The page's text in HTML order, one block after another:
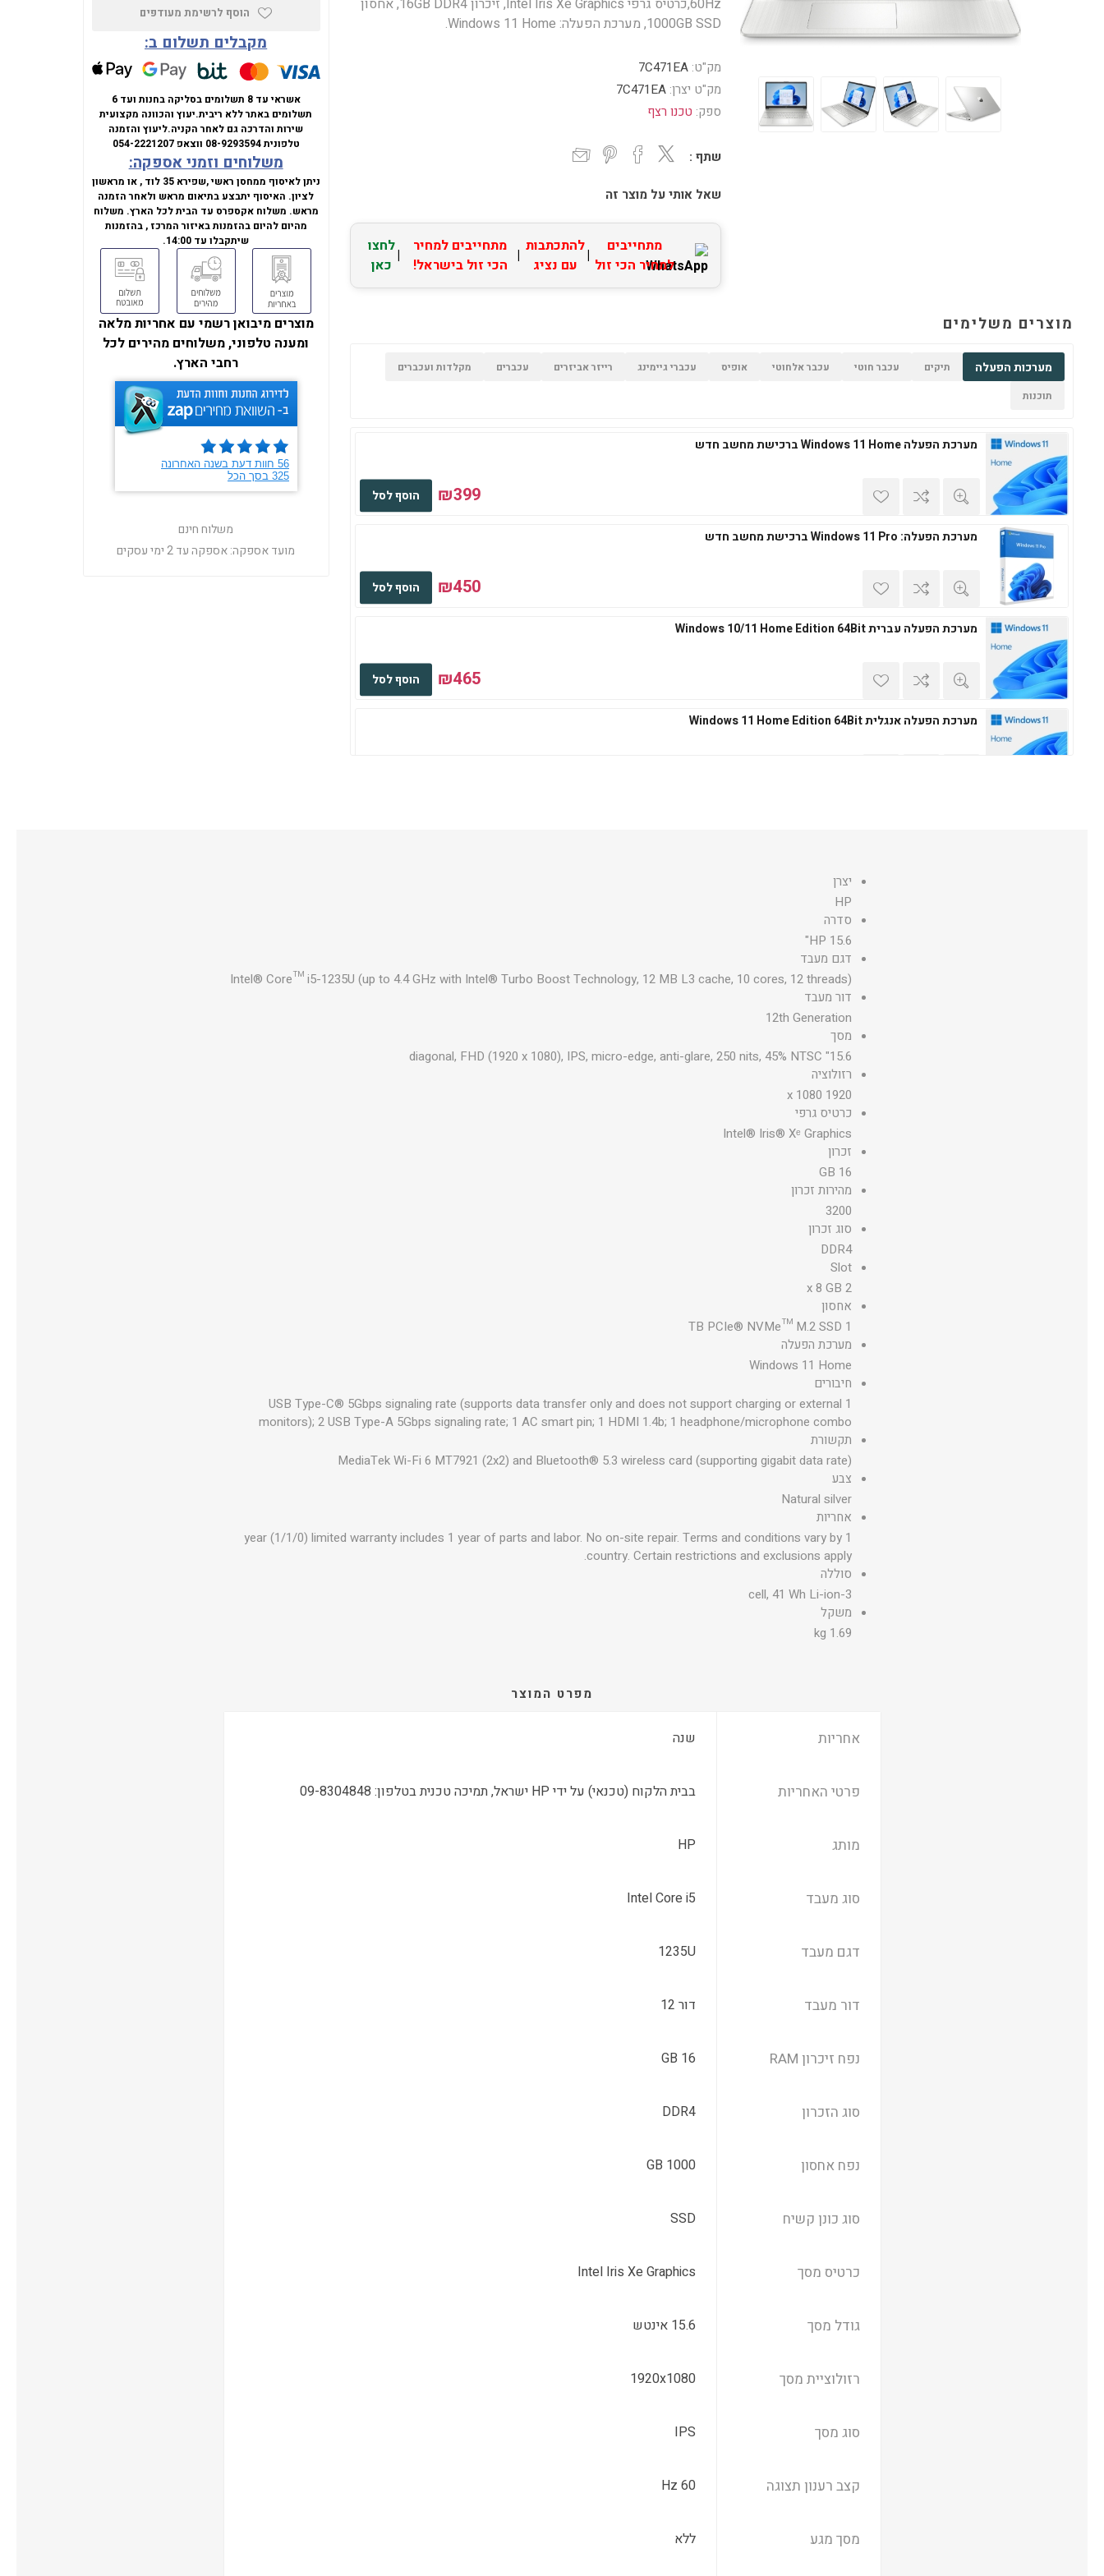
60Hz,כרטיס גרפי Intel Iris Xe Graphics, זיכרון 16GB DDR4, אחסון
1000GB SSD, מערכת הפעלה: Windows 11 Home.
מק"ט: 7C471EA
מק"ט יצרן: 7C471EA
ספק: טכנו רצף
שתף :
שאל אותי על מוצר זה
מתחייבים
למחיר הכי זול |להתכתבות
עם נציג
| מתחייבים למחיר
הכי זול בישראל!
|לחצו
כאן
מוצרים משלימים
מערכות הפעלה תיקים עכבר חוטי עכבר אלחוטי אופיס עכברי גיימינג רייזר אביזרים עכברים
מקלדות ועכברים
תוכנות
מערכת הפעלה Windows 11 Home ברכישת מחשב חדש
₪399 הוסף לסל
מערכת הפעלה: Windows 11 Pro ברכישת מחשב חדש
₪450 הוסף לסל
מערכת הפעלה עברית Windows 10/11 Home Edition 64Bit
₪465 הוסף לסל
מערכת הפעלה אנגלית Windows 11 Home Edition 64Bit
הוסף לרשימת מעודפים
מקבלים תשלום ב:
אשראי עד 8 תשלומים בסליקה בחנות ועד 6
תשלומים באתר ללא ריבית.יעוץ והכוונה מקצועית
שירות והדרכה גם לאחר הקניה.ליעוץ והזמנה
טלפונית08-9293594 ווצאפ054-2221207
משלוחים וזמני אספקה:
ניתן לאיסוף ממחסן ראשי ,שפירא 35 לוד , או מראשון
לציון. האיסוף יתבצע בתיאום מראש ולאחר הזמנה
מראש. משלוח אקספרס עד הבית לכל הארץ. משלוח
מהיום להיום בהזמנות באיזור המרכז , בהזמנות
שיתקבלו עד 14:00.
מוצרים מיבואן רשמי עם אחריות מלאה
ומענה טלפוני, משלוחים מהירים לכל
רחבי הארץ.
משלוח חינם
מועד אספקה:אספקה עד 2 ימי עסקים
יצרן
HP
סדרה
HP 15.6"
דגם מעבד
Intel® Core™ i5-1235U (up to 4.4 GHz with Intel® Turbo Boost Technology, 12 MB L3 cache, 10 cores, 12 threads)
דור מעבד
12th Generation
מסך
15.6" diagonal, FHD (1920 x 1080), IPS, micro-edge, anti-glare, 250 nits, 45% NTSC
רזולוציה
1920 x 1080
כרטיס גרפי
Intel® Iris® Xᵉ Graphics
זכרון
16 GB
מהירות זכרון
3200
סוג זכרון
DDR4
Slot
2 x 8 GB
אחסון
1 TB PCIe® NVMe™ M.2 SSD
מערכת הפעלה
Windows 11 Home
חיבורים
1 USB Type-C® 5Gbps signaling rate (supports data transfer only and does not support charging or external
monitors); 2 USB Type-A 5Gbps signaling rate; 1 AC smart pin; 1 HDMI 1.4b; 1 headphone/microphone combo
תקשורת
MediaTek Wi-Fi 6 MT7921 (2x2) and Bluetooth® 5.3 wireless card (supporting gigabit data rate)
צבע
Natural silver
אחריות
1 year (1/1/0) limited warranty includes 1 year of parts and labor. No on-site repair. Terms and conditions vary by
country. Certain restrictions and exclusions apply.
סוללה
3-cell, 41 Wh Li-ion
משקל
1.69 kg
מפרט המוצר
אחריות שנה
פרטי האחריות בבית הלקוח (טכנאי) על ידי HP ישראל, תמיכה טכנית בטלפון: 09-8304848
מותג HP
סוג מעבד Intel Core i5
דגם מעבד 1235U
דור מעבד דור 12
נפח זיכרון RAM 16 GB
סוג הזכרון DDR4
נפח אחסון 1000 GB
סוג כונן קשיח SSD
כרטיס מסך Intel Iris Xe Graphics
גודל מסך 15.6 אינטש
רזולוציית מסך 1920x1080
סוג מסך IPS
קצב רענון תצוגה 60 Hz
מסך מגע ללא